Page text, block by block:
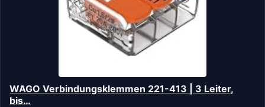
WAGO Verbindungsklemmen 221-413 | 3 Leiter,
bis…